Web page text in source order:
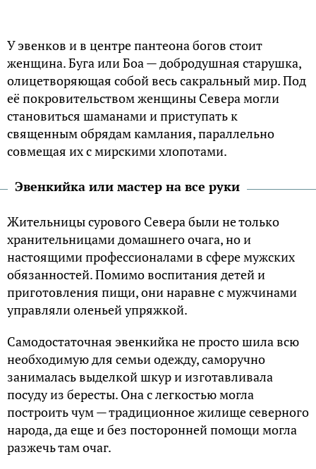
У эвенков и в центре пантеона богов стоит
женщина. Буга или Боа — добродушная старушка,
олицетворяющая собой весь сакральный мир. Под
её покровительством женщины Севера могли
становиться шаманами и приступать к
священным обрядам камлания, параллельно
совмещая их с мирскими хлопотами.
Эвенкийка или мастер на все руки
Жительницы сурового Севера были не только
хранительницами домашнего очага, но и
настоящими профессионалами в сфере мужских
обязанностей. Помимо воспитания детей и
приготовления пищи, они наравне с мужчинами
управляли оленьей упряжкой.
Самодостаточная эвенкийка не просто шила всю
необходимую для семьи одежду, саморучно
занималась выделкой шкур и изготавливала
посуду из бересты. Она с легкостью могла
построить чум — традиционное жилище северного
народа, да еще и без посторонней помощи могла
разжечь там очаг.